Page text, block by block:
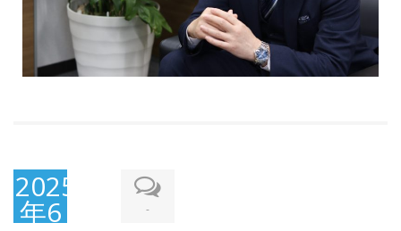
2025
年6 -